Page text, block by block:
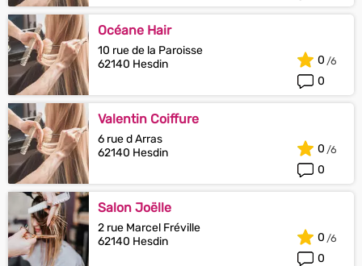
Océane Hair
10 rue de la Paroisse
62140 Hesdin
0
0
Valentin Coiffure
6 rue d Arras
62140 Hesdin
0
0
Salon Joëlle
2 rue Marcel Fréville
62140 Hesdin
0
0